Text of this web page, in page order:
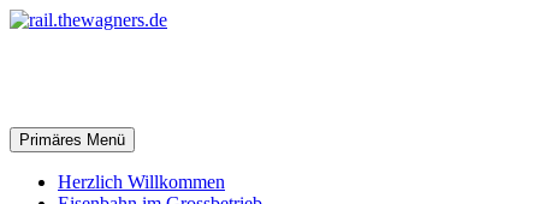
Zum
Suchen
Primäres Menü
Herzlich Willkommen